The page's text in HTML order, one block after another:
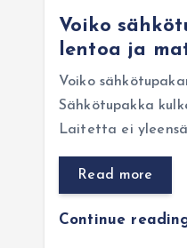
Voiko
lentoa ja
Voiko
Sähkötupakka
Laitetta ei
Read more
Continue